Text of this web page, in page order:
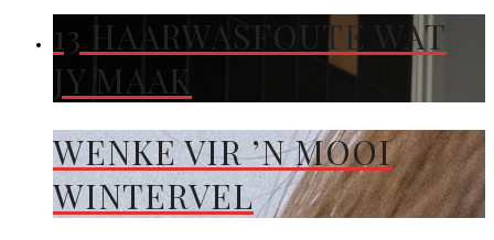
13 HAARWASFOUTE WAT
JY MAAK
WENKE VIR ’N MOOI
WINTERVEL